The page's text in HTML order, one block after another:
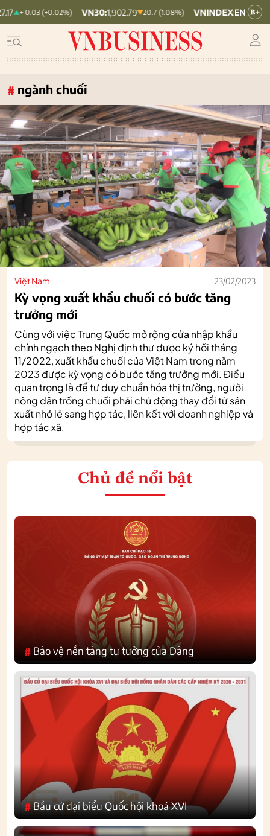
+ 0.03 (+0.02%) VN30:1,902.79 20.7 (1.08%) VNINDEX:1,764.78 19.87
# ngành chuối
Việt Nam 23/02/2023
Kỳ vọng xuất khẩu chuối có bước tăng
trưởng mới
Cùng với việc Trung Quốc mở rộng cửa nhập khẩu
chính ngạch theo Nghị định thư được ký hồi tháng
11/2022, xuất khẩu chuối của Việt Nam trong năm
2023 được kỳ vọng có bước tăng trưởng mới. Điều
quan trọng là để tư duy chuẩn hóa thị trường, người
nông dân trồng chuối phải chủ động thay đổi từ sản
xuất nhỏ lẻ sang hợp tác, liên kết với doanh nghiệp và
hợp tác xã.
Chủ đề nổi bật
# Bảo vệ nền tảng tư tưởng của Đảng
#Bầu cử đại biểu Quốc hội khoá XVI